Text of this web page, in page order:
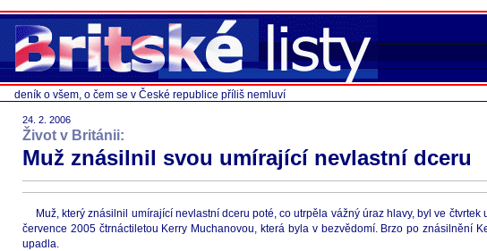
deník o všem, o čem se v České republice příliš nemluví
24. 2. 2006
Život v Británii:
Muž znásilnil svou umírající nevlastní dceru
Muž, který znásilnil umírající nevlastní dceru poté, co utrpěla vážný úraz hlavy, byl ve
července 2005 čtrnáctiletou Kerry Muchanovou, která byla v bezvědomí. Brzo po znásilnění
upadla.